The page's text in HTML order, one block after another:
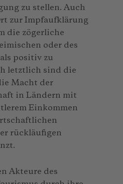
zu stellen. Auch
zur Impfaufklärung
die zögerliche
oder des
positiv zu
letztlich sind die
Macht der
in Ländern mit
Einkommen
rückläufigen
Akteure des